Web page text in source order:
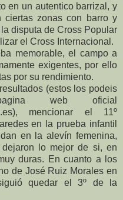
en un autentico barrizal, y
zonas con barro y
disputa de Cross Popular
el Cross Internacional.
memorable, el campo a
exigentes, por ello
por su rendimiento.
(estos los podeis
web oficial
mencionar el 11º
en la prueba infantil
en la alevín femenina,
lo mejor de si, en
duras. En cuanto a los
de José Ruiz Morales en
quedar el 3º de la